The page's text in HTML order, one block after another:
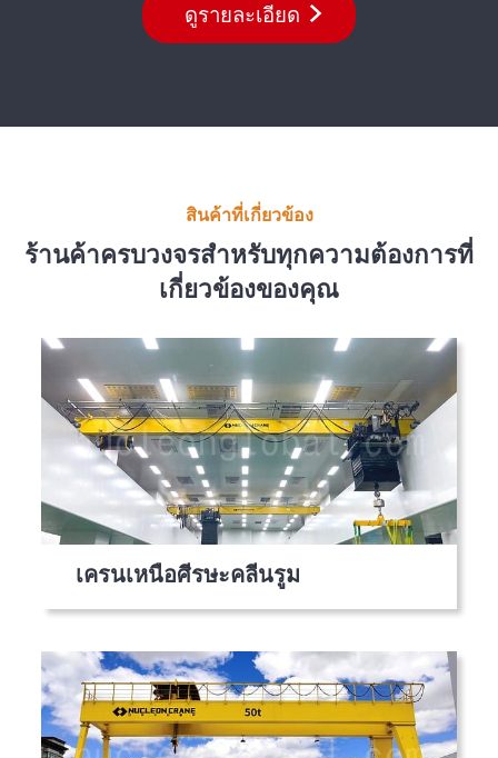
ดูรายละเอียด
สินค้าที่เกี่ยวข้อง
ร้านค้าครบวงจรสำหรับทุกความต้องการที่
เกี่ยวข้องของคุณ
เครนเหนือศีรษะคลีนรูม